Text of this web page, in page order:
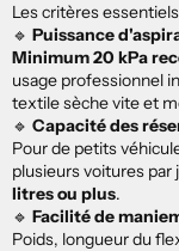
Les critères
🔹 Puissance
Minimum 20 kPa
usage professionnel
textile sèche vite et
🔹 Capacité des
Pour de petits
plusieurs voitures par
litres ou plus.
🔹 Facilité de
Poids, longueur du